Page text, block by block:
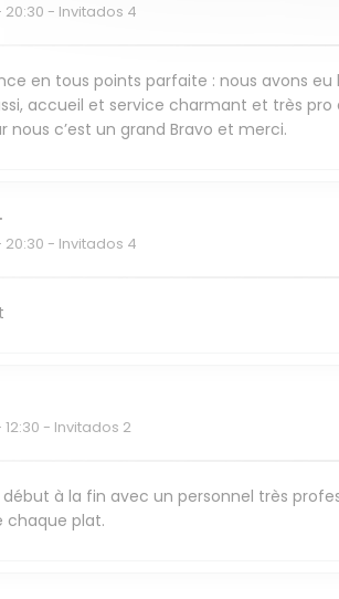
20:30 - Invitados 4
en tous points parfaite : nous avons
accueil et service charmant et très
nous c’est un grand Bravo et merci.
20:30 - Invitados 4
12:30 - Invitados 2
début à la fin avec un personnel très
chaque plat.